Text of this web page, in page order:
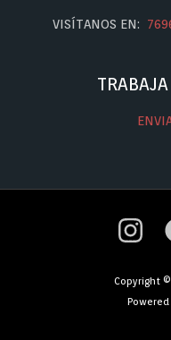
VISÍTANOS EN:
Copyright ©
Powered